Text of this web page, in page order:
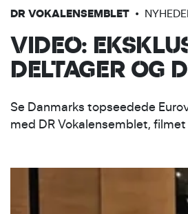
DR
DR PIGEKORET
DR BIG BAND
DR KONCERTKORET
FOR FAMILIER
FAMILIEKONCERTER
MAD OG
RESTAURANT KLANG
BARER I DR
LEJ DR
TIL KONCERTER
TIL KONFERENCER
DR VOKALENSEMBLET •
VIDEO:
DELTAGER OG
Se Danmarks topseedede
med DR Vokalensemblet,